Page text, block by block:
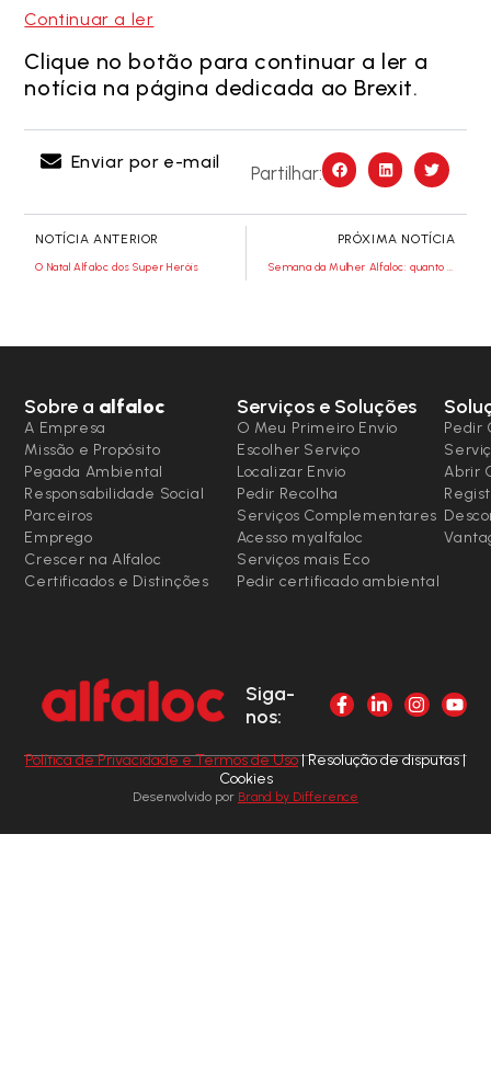
Continuar a ler
Clique no botão para continuar a ler a
notícia na página dedicada ao Brexit.
Enviar por e-mail
Partilhar:
NOTÍCIA ANTERIOR
O Natal Alfaloc dos Super Heróis
PRÓXIMA NOTÍCIA
Semana da Mulher Alfaloc: quanto é o Tempo?
Sobre a alfaloc
A Empresa
Missão e Propósito
Pegada Ambiental
Responsabilidade Social
Parceiros
Emprego
Crescer na Alfaloc
Certificados e Distinções
Serviços e Soluções
O Meu Primeiro Envio
Escolher Serviço
Localizar Envio
Pedir Recolha
Serviços Complementares
Acesso myalfaloc
Serviços mais Eco
Pedir certificado ambiental
Pedir
Abrir
Siga-
nos:
Política de Privacidade e Termos de Uso| Resolução de disputas |
Cookies
Desenvolvido por Brand by Difference